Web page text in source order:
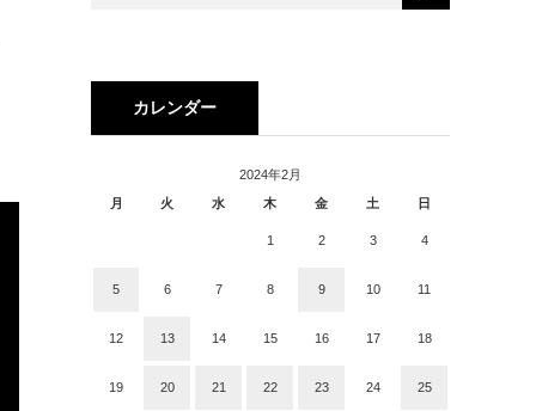
カレンダー
2024年2月
月
火 水 木 金 土 日
1 2 3 4
5 6 7 8 9 10 11
12 13 14 15 16 17 18
19 20 21 22 23 24 25